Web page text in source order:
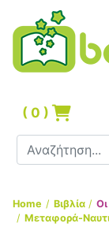
( 0 )
Home Βιβλία
Μεταφορά-